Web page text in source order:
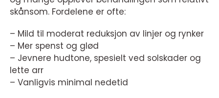
skånsom. Fordelene er ofte:
– Mild til moderat reduksjon av linjer og rynker
– Mer spenst og glød
– Jevnere hudtone, spesielt ved solskader og
lette arr
– Vanligvis minimal nedetid